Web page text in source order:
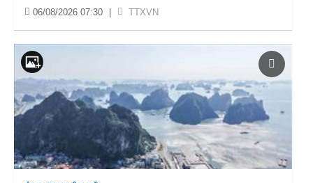
06/08/2026 07:30 TTXVN